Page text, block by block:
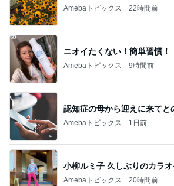
Amebaトピックス 22時間前
ニオイたくない！簡単習慣！
Amebaトピックス 9時間前
認知症の母から迎えに来てと
Amebaトピックス 1日前
小柳ルミ子 久しぶりのカラ
Amebaトピックス 20時間前